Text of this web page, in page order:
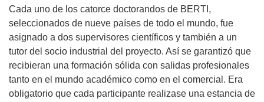
Cada uno de los catorce doctorandos de BERTI,
seleccionados de nueve países de todo el mundo, fue
asignado a dos supervisores científicos y también a un
tutor del socio industrial del proyecto. Así se garantizó que
recibieran una formación sólida con salidas profesionales
tanto en el mundo académico como en el comercial. Era
obligatorio que cada participante realizase una estancia de